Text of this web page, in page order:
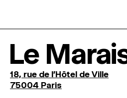
Le
18, rue de l'Hôtel de Ville
75004 Paris